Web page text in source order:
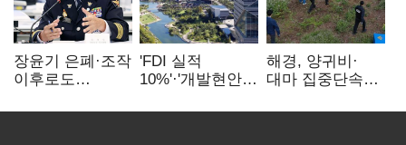
장윤기 은폐·조작
이후로도
내부비위…경찰
'FDI 실적
10%'·'개발현안
인천경제청장
해경, 양귀비·
대마 집중단속…
249명 검거